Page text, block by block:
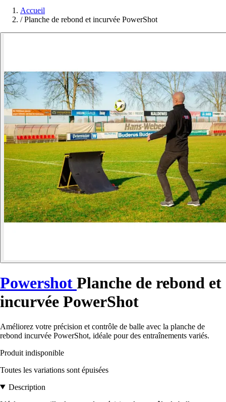
Accueil
/ Planche de rebond et incurvée PowerShot
Powershot Planche de rebond et
incurvée PowerShot
Améliorez votre précision et contrôle de balle avec la planche de
rebond incurvée PowerShot, idéale pour des entraînements variés.
Produit indisponible
Toutes les variations sont épuisées
Description